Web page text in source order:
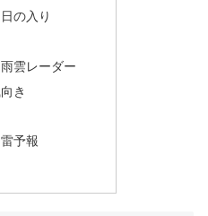
の入り
雲レーダー
き
予報